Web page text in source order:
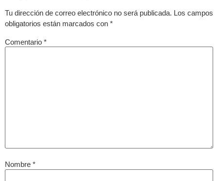
Tu dirección de correo electrónico no será publicada. Los campos
obligatorios están marcados con *
Comentario *
Nombre *